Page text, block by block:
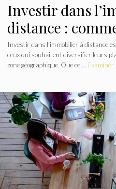
Investir dans
distance :
Investir dans l’immobilier à distance
ceux qui souhaitent diversifier leurs
zone géographique. Que ce … Examiner